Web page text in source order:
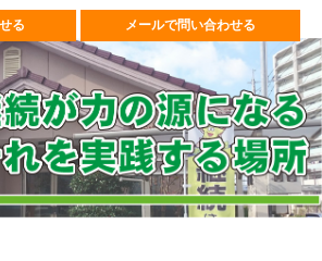
る メールで問い合わせる